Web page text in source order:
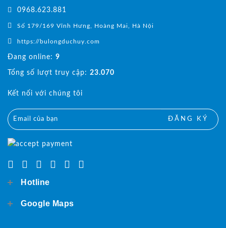
0968.623.881
Số 179/169 Vĩnh Hưng, Hoàng Mai, Hà Nội
https://bulongduchuy.com
Đang online: 9
Tổng số lượt truy cập: 23.070
Kết nối với chúng tôi
ĐĂNG KÝ
Hotline
Google Maps